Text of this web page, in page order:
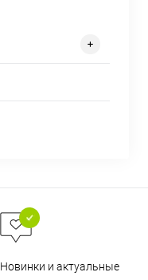
Новинки и актуальные
раз в 2 недели